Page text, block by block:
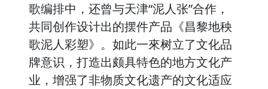
歌编排中，还曾与天津“泥人张”合作，
共同创作设计出的摆件产品《昌黎地秧
歌泥人彩塑》。如此一來树立了文化品
牌意识，打造出颇具特色的地方文化产
业，增强了非物质文化遗产的文化适应